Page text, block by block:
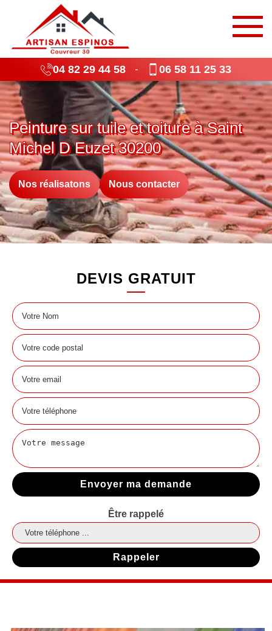
04 82 29 44 58 - 06 58 11 25 33
Peinture sur tuile et toiture à Saint
Michel D Euzet 30200
Nos réalisatons Nous contacter
DEVIS GRATUIT
Être rappelé